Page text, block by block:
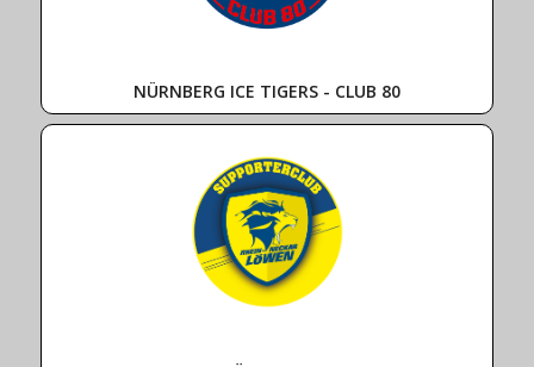
NÜRNBERG ICE TIGERS - CLUB 80